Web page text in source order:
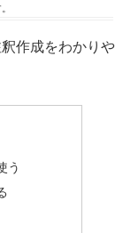
作成をわかりや
う